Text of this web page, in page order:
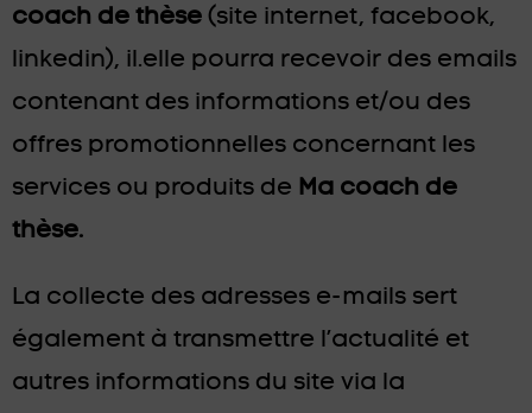
coach de thèse (site internet, facebook,
linkedin), il.elle pourra recevoir des emails
contenant des informations et/ou des
offres promotionnelles concernant les
services ou produits de Ma coach de
thèse.
La collecte des adresses e-mails sert
également à transmettre l’actualité et
autres informations du site via la